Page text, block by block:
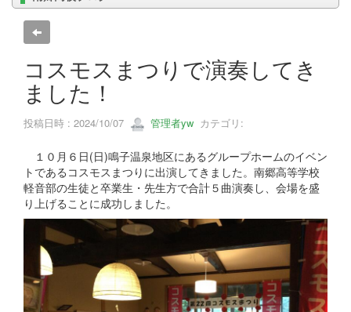
コスモスまつりで演奏してき
ました！
投稿日時 : 2024/10/07 管理者yw カテゴリ:
１０月６日(日)鳴子温泉地区にあるグループホームのイベン
トであるコスモスまつりに出演してきました。南郷高等学校
軽音部の生徒と卒業生・先生方で合計５曲演奏し、会場を盛
り上げることに成功しました。